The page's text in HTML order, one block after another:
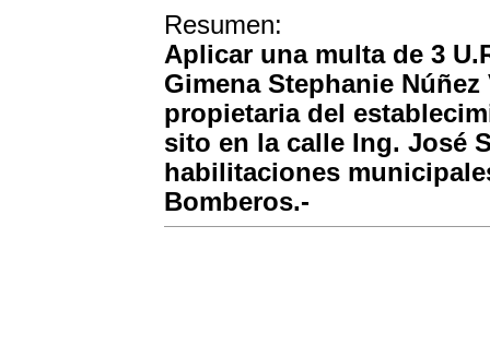
Resumen:
Aplicar una multa de 3
Gimena Stephanie Núñez
propietaria del
sito en la calle Ing. José
habilitaciones
Bomberos.-